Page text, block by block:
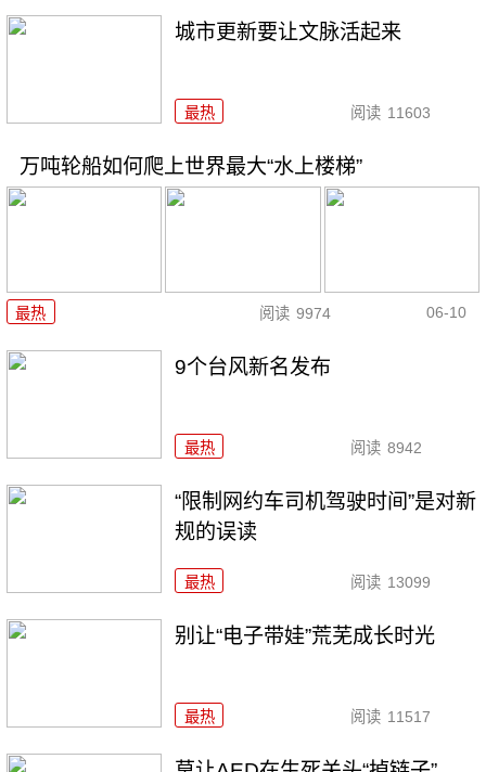
城市更新要让文脉活起来
最热 阅读 11603
万吨轮船如何爬上世界最大“水上楼梯”
最热 阅读 9974 06-10
9个台风新名发布
最热 阅读 8942
“限制网约车司机驾驶时间”是对新
规的误读
最热 阅读 13099
别让“电子带娃”荒芜成长时光
最热 阅读 11517